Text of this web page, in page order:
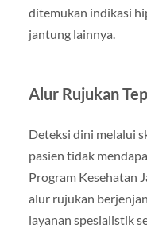
ditemukan indikasi
jantung lainnya.
Alur Rujukan
Deteksi dini melalui
pasien tidak
Program Kesehatan
alur rujukan
layanan spesialistik